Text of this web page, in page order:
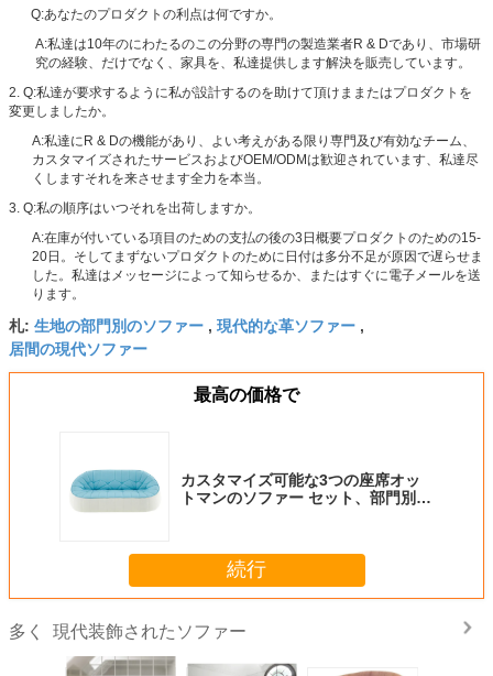
Q:あなたのプロダクトの利点は何ですか。
A:私達は10年のにわたるのこの分野の専門の製造業者R & Dであり、市場研
究の経験、だけでなく、家具を、私達提供します解決を販売しています。
2. Q:私達が要求するように私が設計するのを助けて頂けままたはプロダクトを
変更しましたか。
A:私達にR & Dの機能があり、よい考えがある限り専門及び有効なチーム、
カスタマイズされたサービスおよびOEM/ODMは歓迎されています、私達尽
くしますそれを来させます全力を本当。
3. Q:私の順序はいつそれを出荷しますか。
A:在庫が付いている項目のための支払の後の3日概要プロダクトのための15-
20日。そしてまずないプロダクトのために日付は多分不足が原因で遅らせま
した。私達はメッセージによって知らせるか、またはすぐに電子メールを送
ります。
札: 生地の部門別のソファー , 現代的な革ソファー ,
居間の現代ソファー
最高の価格で
カスタマイズ可能な3つの座席オッ
トマンのソファー セット、部門別の
続行
多く 現代装飾されたソファー